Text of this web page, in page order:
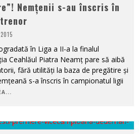
Nemțenii s-au înscris în
în Liga a II-a la finalul
Ceahlăul Piatra Neamț pare să aibă
fără utilități la baza de pregătire și
s-a înscris în campionatul ligii